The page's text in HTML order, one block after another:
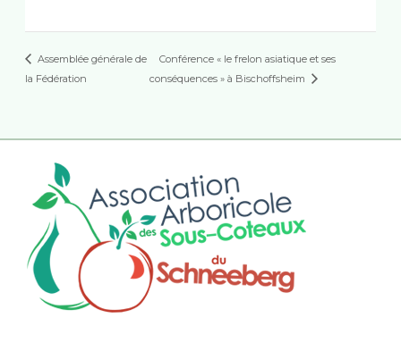
Assemblée générale de
la Fédération
Conférence « le frelon asiatique et ses
conséquences » à Bischoffsheim